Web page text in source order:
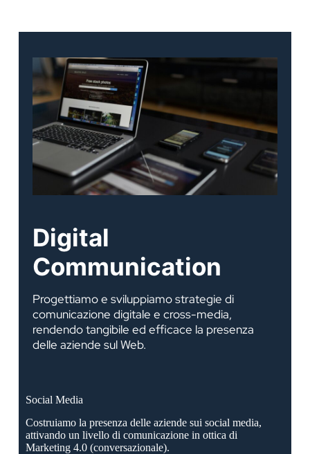
Digital
Communication
Progettiamo e sviluppiamo strategie di
comunicazione digitale e cross-media,
rendendo tangibile ed efficace la presenza
delle aziende sul Web.
Social Media
Costruiamo la presenza delle aziende sui social media,
attivando un livello di comunicazione in ottica di
Marketing 4.0 (conversazionale).